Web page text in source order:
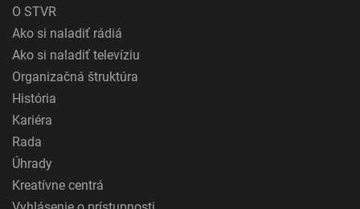
O STVR
Ako si naladiť rádiá
Ako si naladiť televíziu
Organizačná štruktúra
História
Kariéra
Rada
Úhrady
Kreatívne centrá